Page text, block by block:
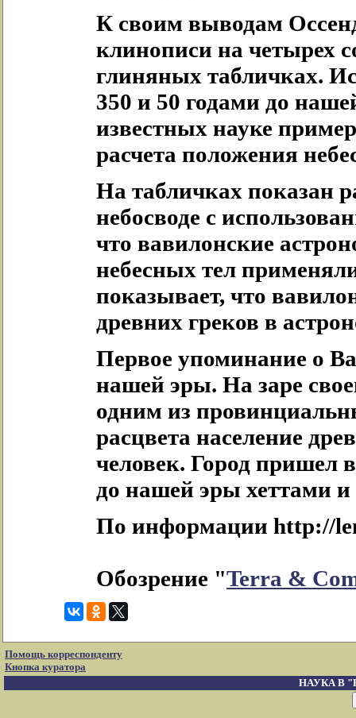
К своим выводам
клинописи на четырех
глиняных табличках.
350 и 50 годами до
известных науке
расчета положения
На табличках показан
небосводе с
что вавилонские
небесных тел
показывает, что
древних греков в
Первое упоминание о
нашей эры. На заре
одним из
расцвета население
человек. Город пришел
до нашей эры хеттами
По информации http://
Обозрение "Terra &
Помощь корреспонденту
Кнопка куратора
НАУКА В